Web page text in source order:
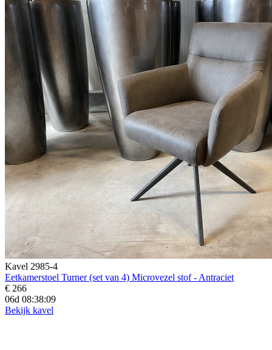
Kavel 2985-4
Eetkamerstoel Turner (set van 4) Microvezel stof - Antraciet
€ 266
06d 08:38:07
Bekijk kavel